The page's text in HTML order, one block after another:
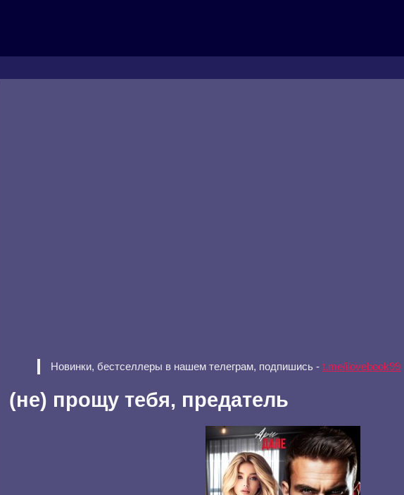
Новинки, бестселлеры в нашем телеграм, подпишись - t.me/ilovebook99
(не) прощу тебя, предатель